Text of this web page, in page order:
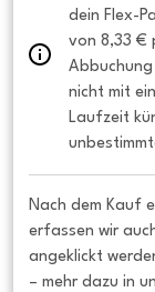
dein Flex-
von 8,33 €
nicht mit
Laufzeit
Nach dem Kauf
erfassen wir
angeklickt
– mehr dazu in